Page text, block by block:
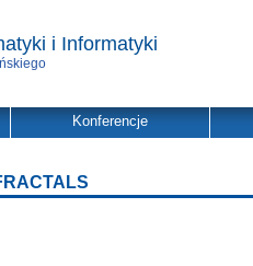
i Informatyki
Konferencje